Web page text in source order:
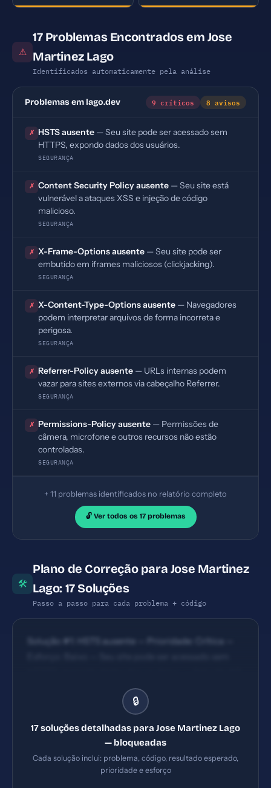
⚠
17 Problemas Encontrados em Jose
Martinez Lago
Identificados automaticamente pela análise
Problemas em lago.dev 9 críticos 8 avisos
✗ HSTS ausente — Seu site pode ser acessado sem
HTTPS, expondo dados dos usuários.
SEGURANÇA
✗ Content Security Policy ausente — Seu site está
vulnerável a ataques XSS e injeção de código
malicioso.
SEGURANÇA
✗ X-Frame-Options ausente — Seu site pode ser
embutido em iframes maliciosos (clickjacking).
SEGURANÇA
✗ X-Content-Type-Options ausente — Navegadores
podem interpretar arquivos de forma incorreta e
perigosa.
SEGURANÇA
✗ Referrer-Policy ausente — URLs internas podem
vazar para sites externos via cabeçalho Referrer.
SEGURANÇA
✗ Permissions-Policy ausente — Permissões de
câmera, microfone e outros recursos não estão
controladas.
SEGURANÇA
+ 11 problemas identificados no relatório completo
🔓 Ver todos os 17 problemas
🛠
Plano de Correção para Jose Martinez
Lago: 17 Soluções
Passo a passo para cada problema + código
Solução #1: HSTS ausente — Prioridade: Crítica —
Content Security Policy ausente — Prioridade:
Crítica — Esforço: Baixo — Seu site está vulnerável a
Solução #7: Title com 18 caracteres (ideal: 30-60) —
Prioridade: Importante — Esforço: Baixo
🔒
17 soluções detalhadas para Jose Martinez Lago
— bloqueadas
Cada solução inclui: problema, código, resultado esperado,
prioridade e esforço